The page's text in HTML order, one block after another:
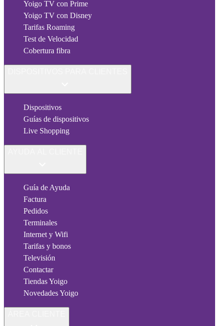
Yoigo TV con Prime
Yoigo TV con Disney
Tarifas Roaming
Test de Velocidad
Cobertura fibra
Dispositivos
Guías de dispositivos
Live Shopping
Guía de Ayuda
Factura
Pedidos
Terminales
Internet y Wifi
Tarifas y bonos
Televisión
Contactar
Tiendas Yoigo
Novedades Yoigo